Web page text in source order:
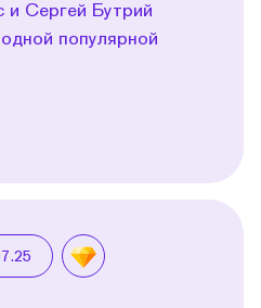
и Сергей Бутрий
популярной